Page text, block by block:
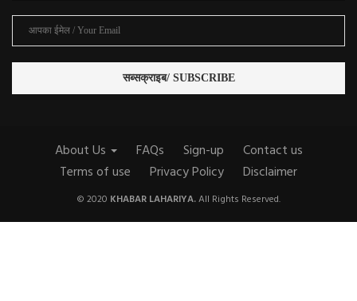
About Us FAQs Sign-up
Contact us
Terms of use
Privacy Policy Disclaimer
© 2020 KHABAR LAHARIYA.All Rights Reserved.